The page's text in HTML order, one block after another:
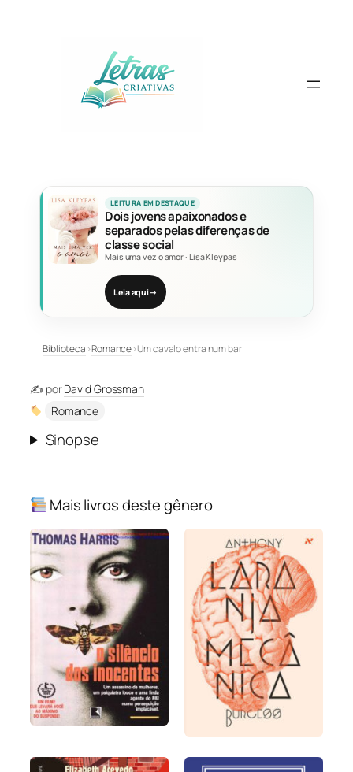
LEITURA EM DESTAQUE
Dois jovens apaixonados e
separados pelas diferenças de
classe social
Mais uma vez o amor· Lisa Kleypas
Leia aqui→
Biblioteca›Romance›Um cavalo entra num bar
✍️ porDavid Grossman
Romance
Sinopse
Mais livros deste gênero